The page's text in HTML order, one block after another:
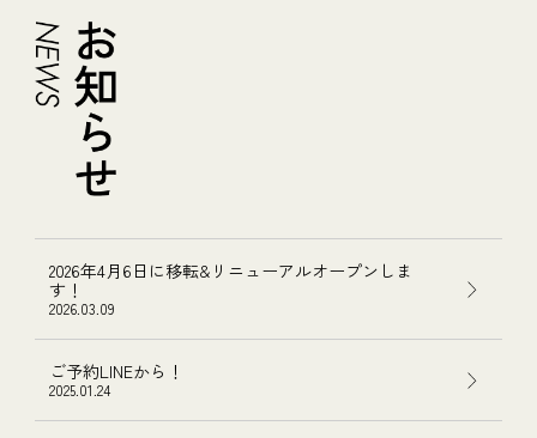
2026年4月6日に移転&リニューアルオープンしま
す！
2026.03.09
ご予約LINEから！
2025.01.24